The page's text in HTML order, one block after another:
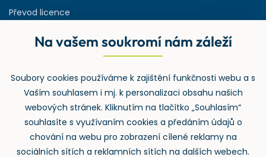
Převod licence
Rejstřík používaných zkratek v odpadech
Zpětný odběr
Na vašem soukromí nám záleží
Soubory cookies používáme k zajištění funkčnosti webu a s
Vaším souhlasem i mj. k personalizaci obsahu našich
webových stránek. Kliknutím na tlačítko „Souhlasím“
souhlasíte s využívaním cookies a předáním údajů o
chování na webu pro zobrazení cílené reklamy na
sociálních sítích a reklamních sítích na dalších webech.